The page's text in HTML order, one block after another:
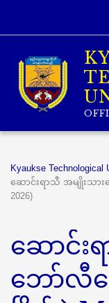
Kyaukse Technological
ဆောင်းရာသီ အမျိုးသား
2026)
ဆောင်း
ဘော်လီဘ